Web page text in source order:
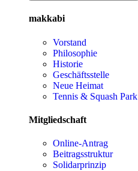
makkabi
Vorstand
Philosophie
Historie
Geschäftsstelle
Neue Heimat
Tennis & Squash Park
Mitgliedschaft
Online-Antrag
Beitragsstruktur
Solidarprinzip